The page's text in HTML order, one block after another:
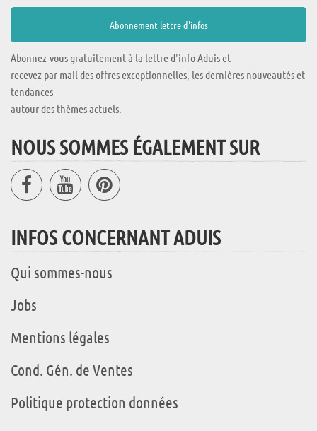
Abonnez-vous gratuitement à la lettre d'info Aduis et
recevez par mail des offres exceptionnelles, les dernières nouveautés et
tendances
autour des thèmes actuels.
NOUS SOMMES ÉGALEMENT SUR
INFOS CONCERNANT ADUIS
Qui sommes-nous
Jobs
Mentions légales
Cond. Gén. de Ventes
Politique protection données